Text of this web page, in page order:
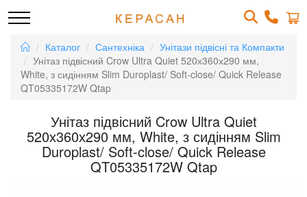
Каталог Сантехніка
Унітази підвісні та Компакти
Унітаз підвісний Crow Ultra Quiet 520х360х290 мм,
White, з сидінням Slim Duroplast/ Soft-close/ Quick Release
QT05335172W Qtap
Унітаз підвісний Crow Ultra Quiet
520х360х290 мм, White, з сидінням Slim
Duroplast/ Soft-close/ Quick Release
QT05335172W Qtap